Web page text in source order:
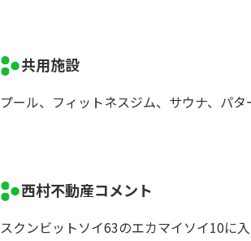
共用施設
プール、フィットネスジム、サウナ、パ
西村不動産コメント
スクンビットソイ63のエカマイソイ10に